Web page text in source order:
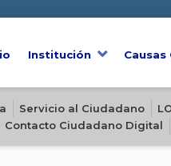
Institución
Servicio al Ciudadano
Contacto Ciudadano Digital